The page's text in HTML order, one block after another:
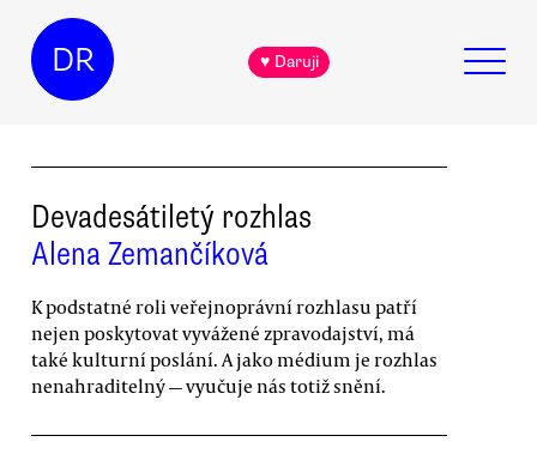
DR ♥ Daruji
Devadesátiletý rozhlas
Alena Zemančíková
K podstatné roli veřejnoprávní rozhlasu patří
nejen poskytovat vyvážené zpravodajství, má
také kulturní poslání. A jako médium je rozhlas
nenahraditelný — vyučuje nás totiž snění.